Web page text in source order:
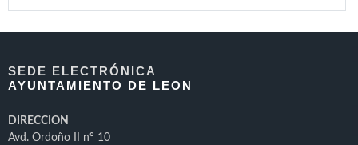
SEDE ELECTRÓNICA
AYUNTAMIENTO DE LEON
DIRECCION
Avd. Ordoño II nº 10